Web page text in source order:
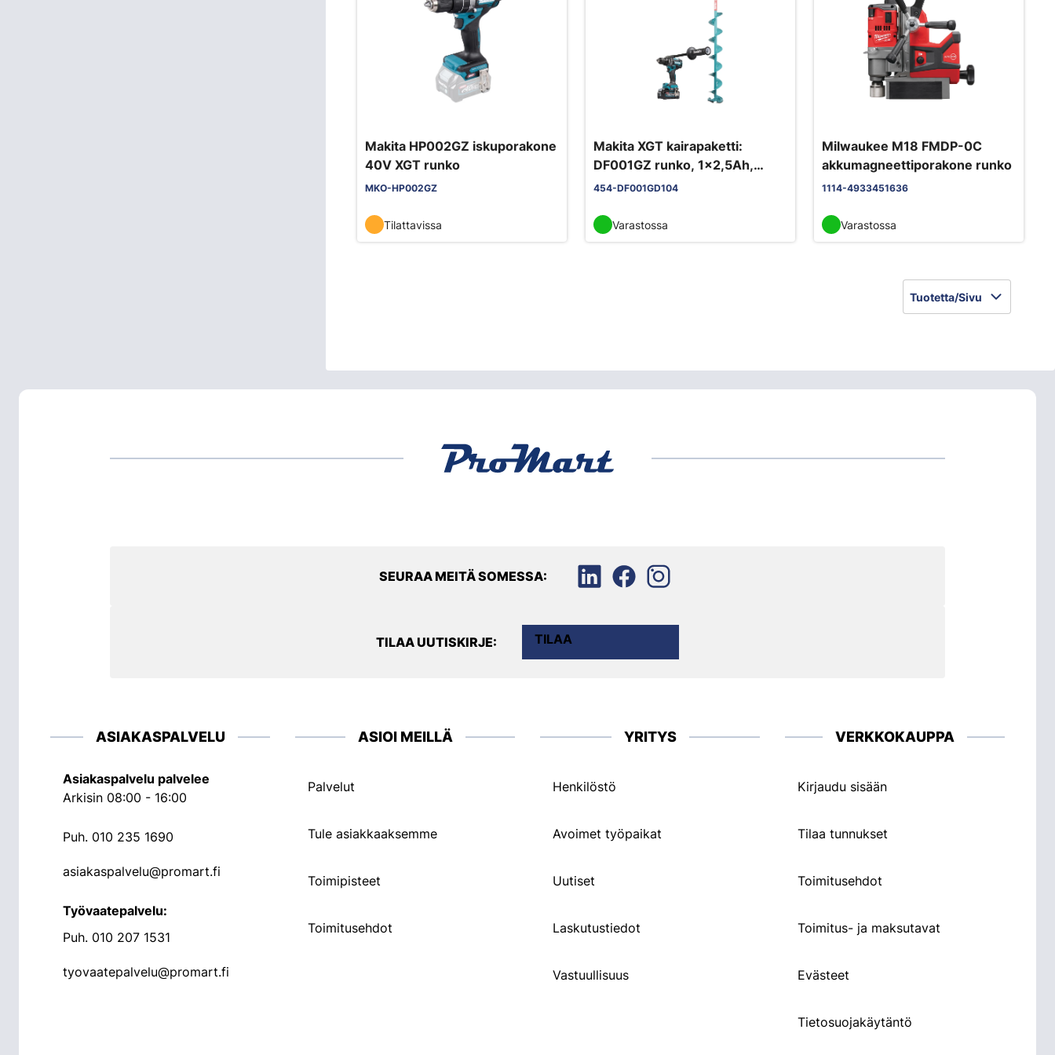
Makita HP002GZ iskuporakone
40V XGT runko
MKO-HP002GZ
Tilattavissa
Makita XGT kairapaketti:
DF001GZ runko, 1x2,5Ah,
DC40RA, kaira P-81072N,
454-DF001GD104
Varastossa
Milwaukee M18 FMDP-0C
akkumagneettiporakone runko
1114-4933451636
Varastossa
Tuotetta/Sivu
SEURAA MEITÄ SOMESSA:
TILAA UUTISKIRJE: TILAA
ASIAKASPALVELU
Asiakaspalvelu palvelee
Arkisin 08:00 - 16:00
Puh. 010 235 1690
asiakaspalvelu@promart.fi
Työvaatepalvelu:
Puh. 010 207 1531
tyovaatepalvelu@promart.fi
ASIOI MEILLÄ
Palvelut
Tule asiakkaaksemme
Toimipisteet
Toimitusehdot
YRITYS
Henkilöstö
Avoimet työpaikat
Uutiset
Laskutustiedot
Vastuullisuus
VERKKOKAUPPA
Kirjaudu sisään
Tilaa tunnukset
Toimitusehdot
Toimitus- ja maksutavat
Evästeet
Tietosuojakäytäntö